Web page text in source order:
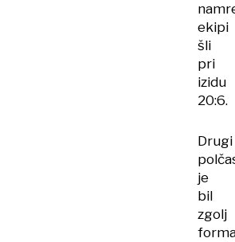
ekipi
šli
pri
izidu
20:6.
Drugi
je
bil
zgolj